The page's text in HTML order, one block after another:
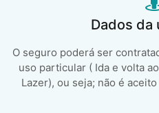
Dados da
O seguro poderá ser
uso particular ( Ida e volta
Lazer), ou seja; não é